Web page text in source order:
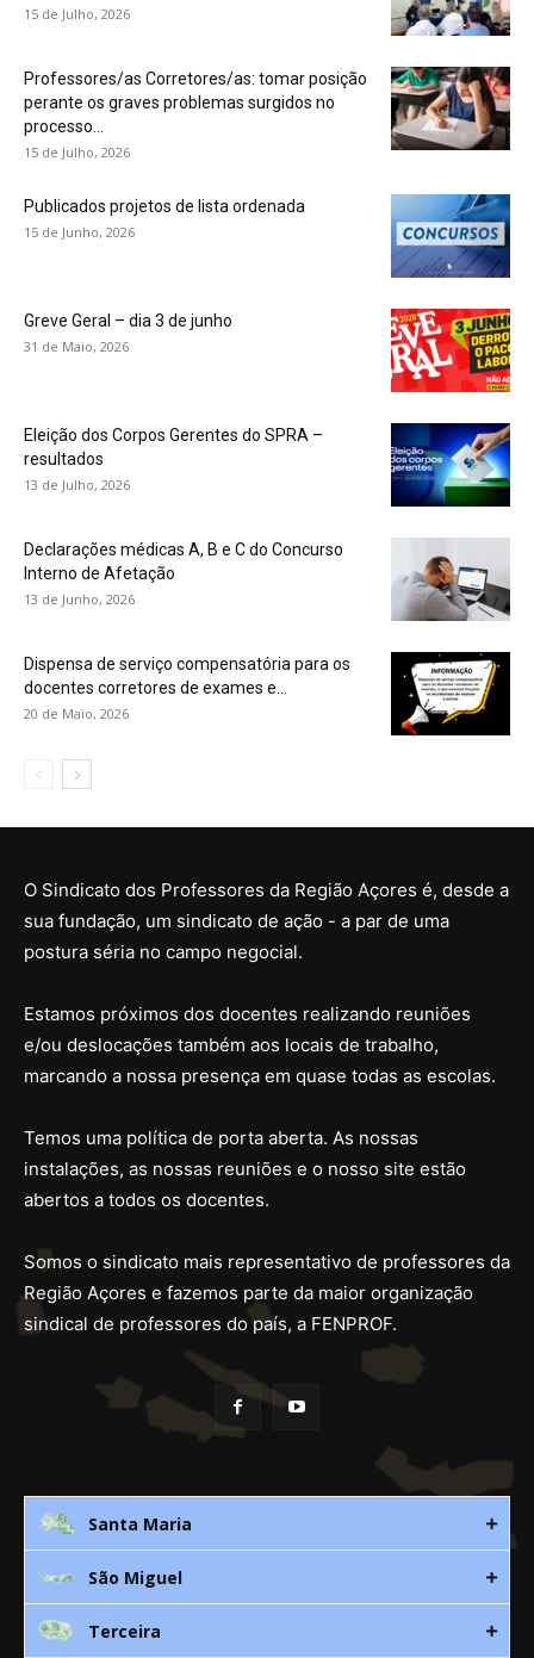
15 de Julho, 2026
Professores/as Corretores/as: tomar posição
perante os graves problemas surgidos no
processo...
15 de Julho, 2026
Publicados projetos de lista ordenada
15 de Junho, 2026
Greve Geral – dia 3 de junho
31 de Maio, 2026
Eleição dos Corpos Gerentes do SPRA –
resultados
13 de Julho, 2026
Declarações médicas A, B e C do Concurso
Interno de Afetação
13 de Junho, 2026
Dispensa de serviço compensatória para os
docentes corretores de exames e...
20 de Maio, 2026
O Sindicato dos Professores da Região Açores é, desde a
sua fundação, um sindicato de ação - a par de uma
postura séria no campo negocial.
Estamos próximos dos docentes realizando reuniões
e/ou deslocações também aos locais de trabalho,
marcando a nossa presença em quase todas as escolas.
Temos uma política de porta aberta. As nossas
instalações, as nossas reuniões e o nosso site estão
abertos a todos os docentes.
Somos o sindicato mais representativo de professores da
Região Açores e fazemos parte da maior organização
sindical de professores do país, a FENPROF.
Santa Maria
Rua 3. Leandres Chaves, 12C
São Miguel
Av. D. João lll, bloco A, nº10 – 3º
Terceira